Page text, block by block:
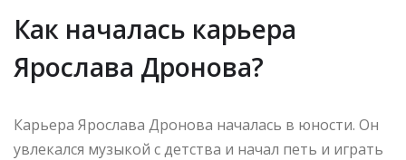
Как началась карьера
Ярослава Дронова?
Карьера Ярослава Дронова началась в юности. Он
увлекался музыкой с детства и начал петь и играть